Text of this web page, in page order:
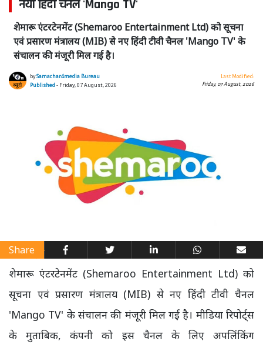
नया हिंदी चैनल 'Mango TV'
शेमारू एंटरटेनमेंट (Shemaroo Entertainment Ltd) को सूचना
एवं प्रसारण मंत्रालय (MIB) से नए हिंदी टीवी चैनल 'Mango TV' के
संचालन की मंजूरी मिल गई है।
bySamachar4media Bureau
Published- Friday, 07 August, 2026
Last Modified:
Friday, 07 August, 2026
Share
शेमारू एंटरटेनमेंट (Shemaroo Entertainment Ltd) को
सूचना एवं प्रसारण मंत्रालय (MIB) से नए हिंदी टीवी चैनल
'Mango TV' के संचालन की मंजूरी मिल गई है। मीडिया रिपोर्ट्स
के मुताबिक, कंपनी को इस चैनल के लिए अपलिंकिंग